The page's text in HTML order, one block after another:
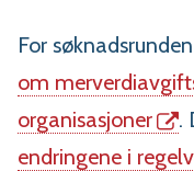
For
om
organisasjoner
.
endringene i